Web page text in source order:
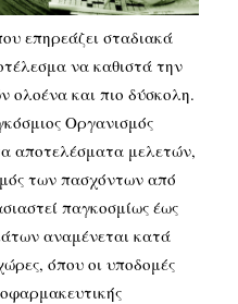
επηρεάζει σταδιακά
να καθιστά την
ολοένα και πιο δύσκολη.
Οργανισμός
αποτελέσματα μελετών,
των πασχόντων από
παγκοσμίως έως
αναμένεται κατά
όπου οι υποδομές